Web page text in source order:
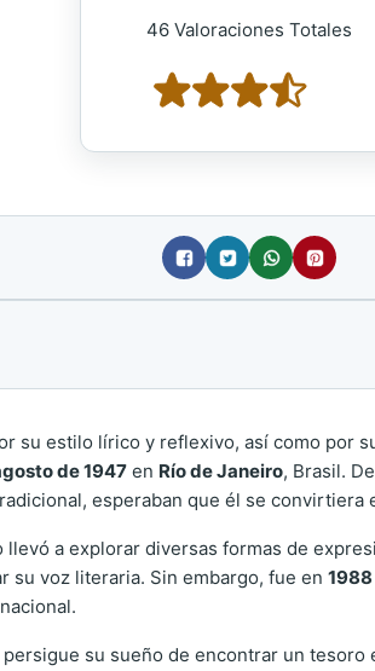
46 Valoraciones Totales
su estilo lírico y reflexivo, así como por
de 1947 en Río de Janeiro, Brasil.
esperaban que él se convirtiera
a explorar diversas formas de
voz literaria. Sin embargo, fue en 1988
su sueño de encontrar un